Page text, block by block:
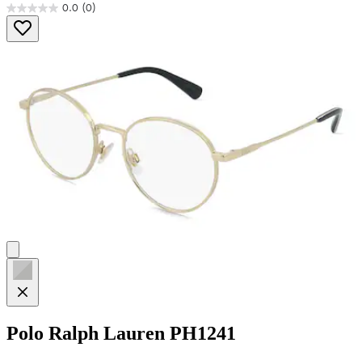
0.0 (0)
0.0
von
5
Polo Ralph Lauren PH1241